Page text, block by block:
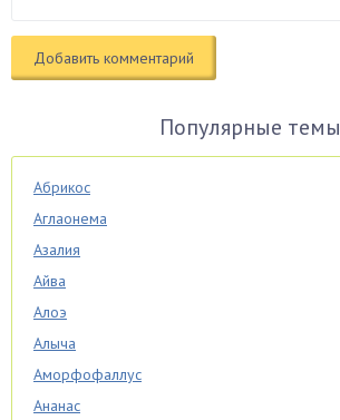
Популярные темы
Абрикос
Аглаонема
Азалия
Айва
Алоэ
Алыча
Аморфофаллус
Ананас